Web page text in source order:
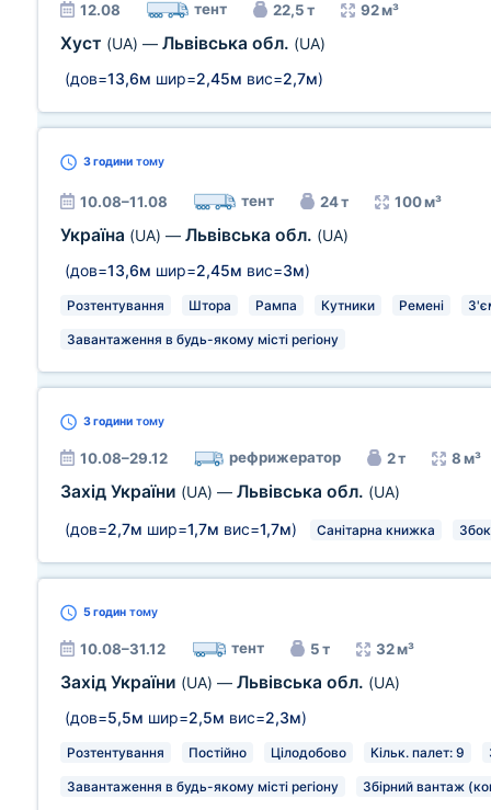
12.08 тент 22,5 т 92 м³
Хуст (UA) — Львівська обл. (UA)
(дов=13,6м шир=2,45м вис=2,7м)
3 години тому
10.08–11.08 тент 24 т 100 м³
Україна (UA) — Львівська обл. (UA)
(дов=13,6м шир=2,45м вис=3м)
Розтентування Штора Рампа Кутники Ремені
Завантаження в будь-якому місті регіону
3 години тому
10.08–29.12 рефрижератор 2 т 8 м³
Захід України (UA) — Львівська обл. (UA)
(дов=2,7м шир=1,7м вис=1,7м) Санітарна книжка
5 годин тому
10.08–31.12 тент 5 т 32 м³
Захід України (UA) — Львівська обл. (UA)
(дов=5,5м шир=2,5м вис=2,3м)
Розтентування Постійно Цілодобово Кільк. палет: 9
Завантаження в будь-якому місті регіону Збірний вантаж